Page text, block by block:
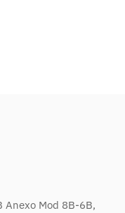
Anexo Mod 8B-6B,